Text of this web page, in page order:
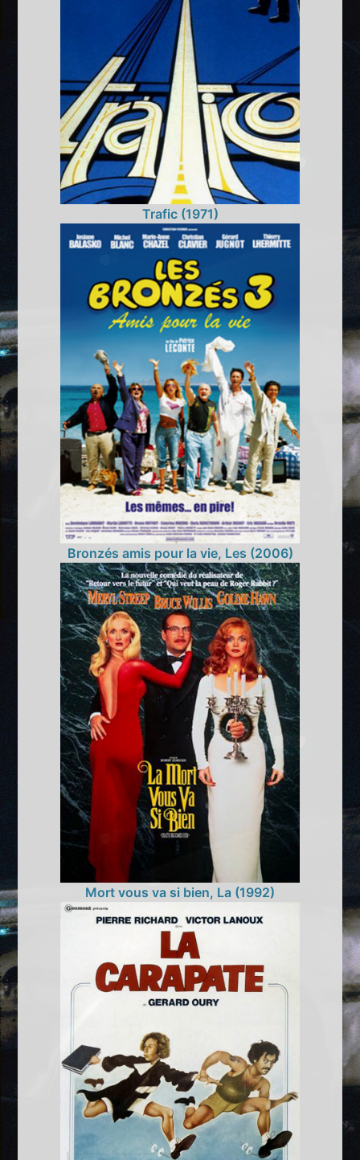
Trafic (1971)
Bronzés amis pour la vie, Les (2006)
Mort vous va si bien, La (1992)